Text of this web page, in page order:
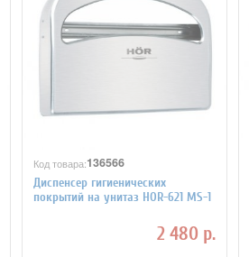
Код товара:136566
Диспенсер гигиенических
покрытий на унитаз HOR-621 MS-1
2 480 р.